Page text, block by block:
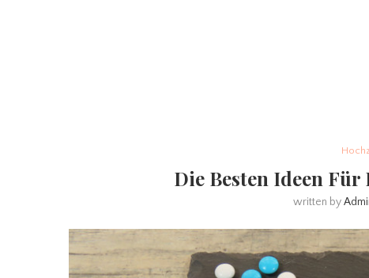
Die Besten Ideen
written by